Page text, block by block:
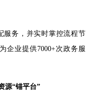
服务，并实时掌控流程节
企业提供7000+次政务服
源“锚平台”